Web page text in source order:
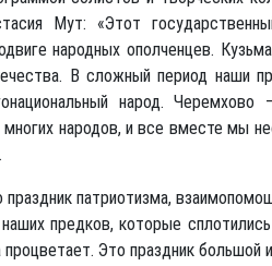
Мут: «Этот
народных ополченцев.
В сложный период наши
народ.
многих народов, и все вместе мы
патриотизма,
предков, которые
процветает. Это праздник большой